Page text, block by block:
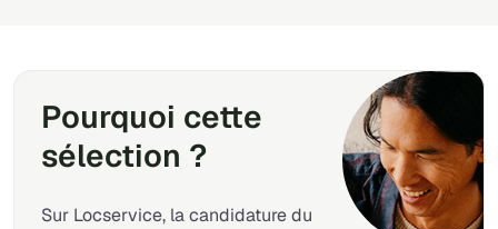
Pourquoi cette
sélection ?
Sur Locservice, la candidature du